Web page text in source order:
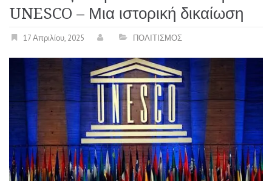
UNESCO – Μια ιστορική δικαίωση
17 Απριλίου, 2025 ΠΟΛΙΤΙΣΜΟΣ